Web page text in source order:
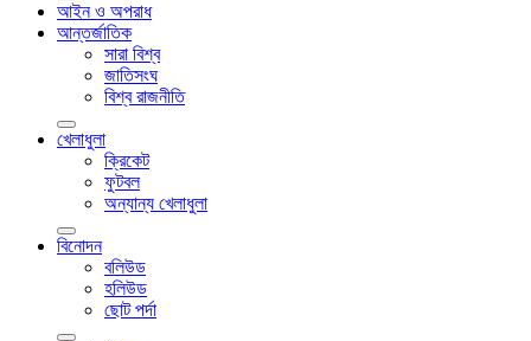
আইন ও অপরাধ
আন্তর্জাতিক
সারা বিশ্ব
জাতিসংঘ
বিশ্ব রাজনীতি
খেলাধুলা
ক্রিকেট
ফুটবল
অন্যান্য খেলাধুলা
বিনোদন
বলিউড
হলিউড
ছোট পর্দা